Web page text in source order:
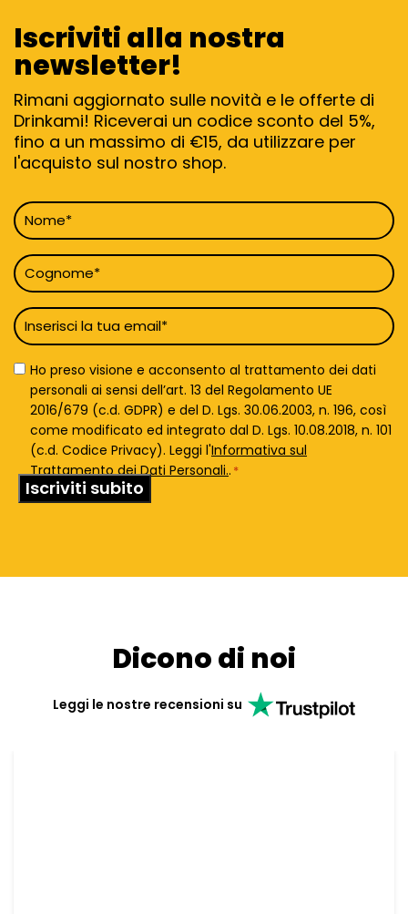
Iscriviti alla nostra
newsletter!
Rimani aggiornato sulle novità e le offerte di
Drinkami! Riceverai un codice sconto del 5%,
fino a un massimo di €15, da utilizzare per
l'acquisto sul nostro shop.
Nome
*
Cognome
*
Email
*
Privacy
Policy
Ho preso visione e acconsento al trattamento dei dati
personali ai sensi dell’art. 13 del Regolamento UE
2016/679 (c.d. GDPR) e del D. Lgs. 30.06.2003, n. 196, così
come modificato ed integrato dal D. Lgs. 10.08.2018, n. 101
(c.d. Codice Privacy). Leggi l'Informativa sul
Trattamento dei Dati Personali.. *
Dicono di noi
Leggi le nostre recensioni su